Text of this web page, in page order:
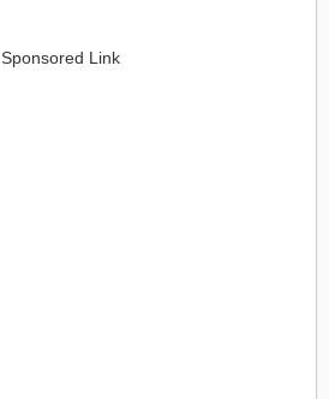
Sponsored Link